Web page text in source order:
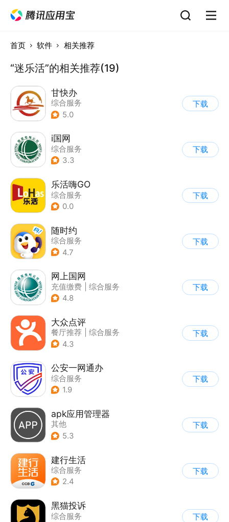
首页 软件 相关推荐
“迷乐活”的相关推荐(19)
甘快办
综合服务
5.0
下载
i国网
综合服务
3.3
下载
乐活嗨GO
综合服务
0.0
下载
随时约
综合服务
4.7
下载
网上国网
充值缴费
综合服务
4.8
下载
大众点评
餐厅推荐
综合服务
4.3
下载
公安一网通办
综合服务
| 业务咨询办理
1.9
下载
apk应用管理器
其他
5.3
下载
建行生活
综合服务
2.4
下载
黑猫投诉
综合服务
下载